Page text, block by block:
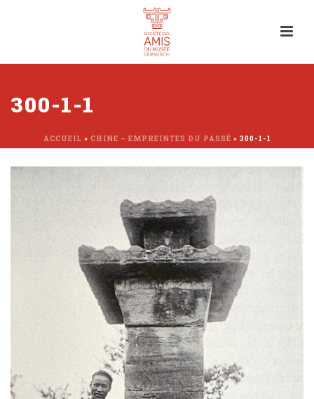
300-1-1
ACCUEIL » CHINE – EMPREINTES DU PASSÉ » 300-1-1